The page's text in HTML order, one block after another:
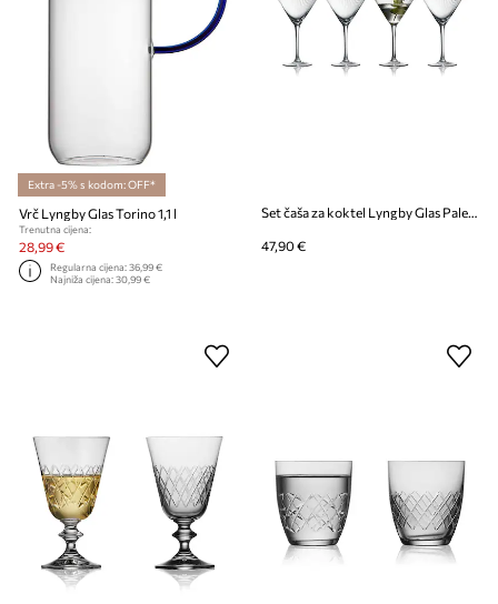
Extra -5% s kodom: OFF*
Vrč Lyngby Glas Torino 1,1 l
Trenutna cijena:
28,99 €
Regularna cijena:36,99 €
Najniža cijena:30,99 €
47,90 €